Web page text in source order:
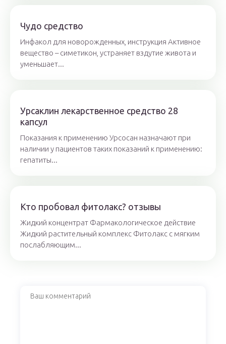
Чудо средство
Инфакол для новорожденных, инструкция Активное
вещество – симетикон, устраняет вздутие живота и
уменьшает...
Урсаклин лекарственное средство 28
капсул
Показания к применению Урсосан назначают при
наличии у пациентов таких показаний к применению:
гепатиты...
Кто пробовал фитолакс? отзывы
Жидкий концентрат Фармакологическое действие
Жидкий растительный комплекс Фитолакс с мягким
послабляющим...